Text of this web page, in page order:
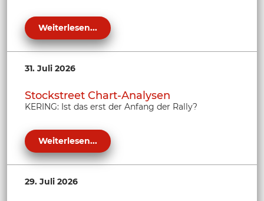
Weiterlesen...
31. Juli 2026
Stockstreet Chart-Analysen
KERING: Ist das erst der Anfang der Rally?
Weiterlesen...
29. Juli 2026